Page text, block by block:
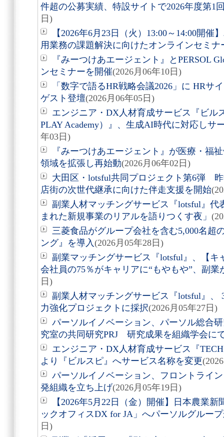
件超の公募実績、特設サイトで2026年度第1
日)
【2026年6月23日（火）13:00～14:00開
用業務の課題解決に向けたオンラインセミナ
『みーつけあエージェント』とPERSOL
ンセミナーを開催(2026月06年10日)
「数字で語るHR戦略会議2026」に HRサ
ゲスト登壇(2026月06年05日)
エンジニア・DX人材育成サービス『ビル
PLAY Academy）』、生成AI時代に対応しサ
年03日)
『みーつけあエージェント』が医療・
領域を拡張し再始動(2026月06年02日)
大田区・lotsful共同プロジェクト第6弾
店街の次世代継承に向けた伴走支援を開始
副業人材マッチングサービス『lotsful』代
まれた新規事業のリアルを語りつくす夜」
三菱食品がグループ会社を含む5,000名超
ング』を導入(2026月05年28日)
副業マッチングサービス『lotsful』、【
会社員の75％がキャリアに“もやもや”、副業
日)
副業人材マッチングサービス『lotsful』、
力強化プロジェクトに採択(2026月05年27日)
パーソルイノベーション、パーソル総合
究室の共同研究PRJ 研究成果を組織学会に
エンジニア・DX人材育成サービス『
より『ビルスピ』へサービス名称を変更
パーソルイノベーション、フロントライ
発組織を立ち上げ(2026月05年19日)
【2026年5月22日（金）開催】日本農業
ックオフィスDX for JA」へパーソルグルー
日)